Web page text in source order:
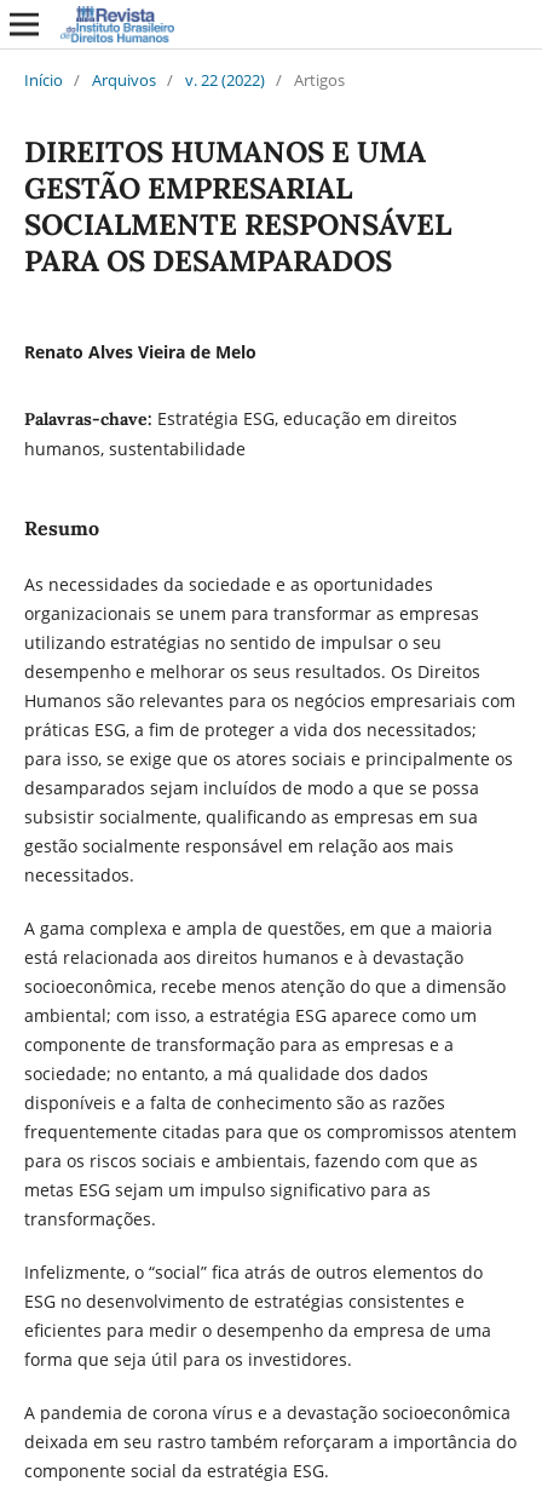
Início / Arquivos / v. 22 (2022) / Artigos
DIREITOS HUMANOS E UMA
GESTÃO EMPRESARIAL
SOCIALMENTE RESPONSÁVEL
PARA OS DESAMPARADOS
Renato Alves Vieira de Melo
Palavras-chave: Estratégia ESG, educação em direitos
humanos, sustentabilidade
Resumo
As necessidades da sociedade e as oportunidades
organizacionais se unem para transformar as empresas
utilizando estratégias no sentido de impulsar o seu
desempenho e melhorar os seus resultados. Os Direitos
Humanos são relevantes para os negócios empresariais com
práticas ESG, a fim de proteger a vida dos necessitados;
para isso, se exige que os atores sociais e principalmente os
desamparados sejam incluídos de modo a que se possa
subsistir socialmente, qualificando as empresas em sua
gestão socialmente responsável em relação aos mais
necessitados.
A gama complexa e ampla de questões, em que a maioria
está relacionada aos direitos humanos e à devastação
socioeconômica, recebe menos atenção do que a dimensão
ambiental; com isso, a estratégia ESG aparece como um
componente de transformação para as empresas e a
sociedade; no entanto, a má qualidade dos dados
disponíveis e a falta de conhecimento são as razões
frequentemente citadas para que os compromissos atentem
para os riscos sociais e ambientais, fazendo com que as
metas ESG sejam um impulso significativo para as
transformações.
Infelizmente, o “social” fica atrás de outros elementos do
ESG no desenvolvimento de estratégias consistentes e
eficientes para medir o desempenho da empresa de uma
forma que seja útil para os investidores.
A pandemia de corona vírus e a devastação socioeconômica
deixada em seu rastro também reforçaram a importância do
componente social da estratégia ESG.